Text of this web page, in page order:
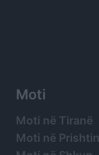
Moti
Moti në Tiranë
Moti në